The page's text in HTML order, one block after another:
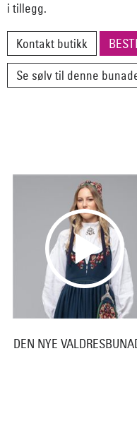
i tillegg.
Kontakt butikk
Se sølv til denne
DEN NYE